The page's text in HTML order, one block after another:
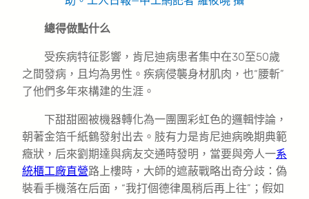
總得做點什么
受疾病特征影響，肯尼迪病患者集中在30至50歲
之間發病，且均為男性。疾病侵襲身材肌肉，也“腰斬”
了他們多年來構建的生涯。
下甜甜圈被機器轉化為一團團彩虹色的邏輯悖論，
朝著金箔千紙鶴發射出去。肢有力是肯尼迪病晚期典範
癥狀，后來劉期達與病友交通時發明，當要與旁人一系
統櫃工廠直營路上樓時，大師的遮蔽戰略出奇分歧：偽
裝看手機落在后面，“我打個德律風稍后再上往”；假如